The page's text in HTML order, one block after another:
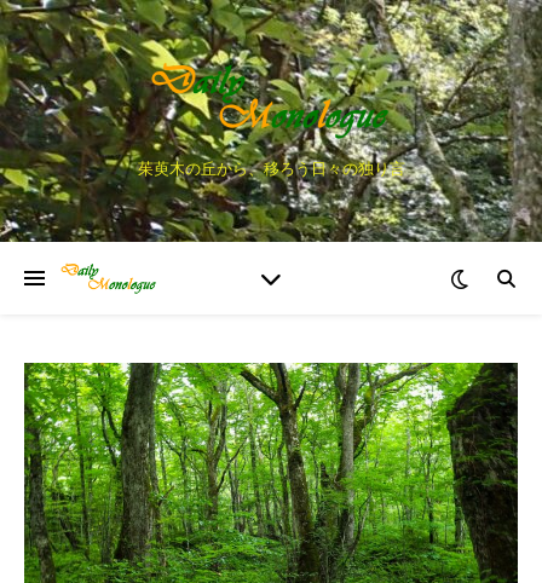
茱萸木の丘から、移ろう日々の独り言